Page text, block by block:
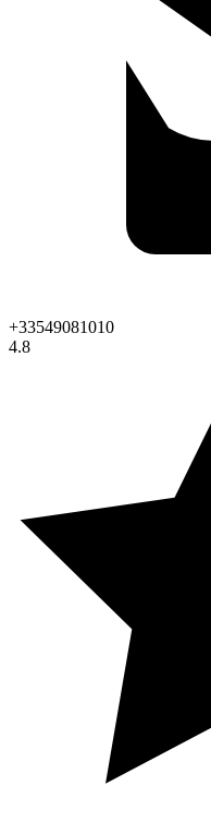
+33549081010
4.8